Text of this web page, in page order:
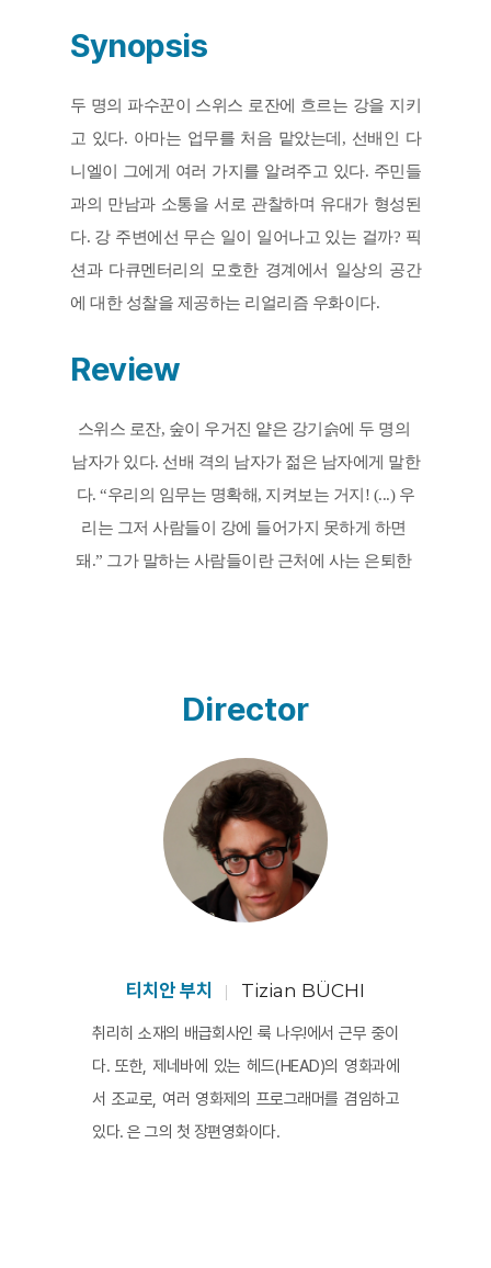
Synopsis
두 명의 파수꾼이 스위스 로잔에 흐르는 강을 지키
고 있다. 아마는 업무를 처음 맡았는데, 선배인 다
니엘이 그에게 여러 가지를 알려주고 있다. 주민들
과의 만남과 소통을 서로 관찰하며 유대가 형성된
다. 강 주변에선 무슨 일이 일어나고 있는 걸까? 픽
션과 다큐멘터리의 모호한 경계에서 일상의 공간
에 대한 성찰을 제공하는 리얼리즘 우화이다.
Review
스위스 로잔, 숲이 우거진 얕은 강기슭에 두 명의
남자가 있다. 선배 격의 남자가 젊은 남자에게 말한
다. “우리의 임무는 명확해, 지켜보는 거지! (...) 우
리는 그저 사람들이 강에 들어가지 못하게 하면
돼.” 그가 말하는 사람들이란 근처에 사는 은퇴한
스터리한 이야기를 끌고 나간다. 모호함은 이 영화
의 가장 핵심적인 개념이다. 두 주인공의 일은 강기
슭을, 보다 정확히는 마을 사람들을 감시하는 것이
지만, 동시에 그 대상들 역시 두 사람을 본다. 그리
고 자신들이 보았다고 생각하는 것을 서로 공유한
다. 그 개개의 기억은 집합적 기억과 완전히 분리되
지 않는다. 그렇게 감시와 관심, 참견과 유대 사이
상의 관계와 공간을 성찰하는데 이 이상 재치 있고
Director
티치안 부치 Tizian BÜCHI
취리히 소재의 배급회사인 룩 나우!에서 근무 중이
다. 또한, 제네바에 있는 헤드(HEAD)의 영화과에
서 조교로, 여러 영화제의 프로그래머를 겸임하고
있다. 은 그의 첫 장편영화이다.